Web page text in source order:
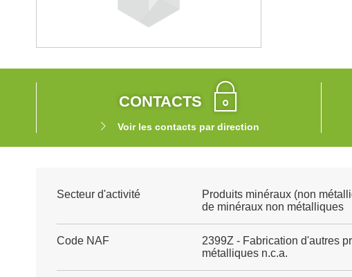
CONTACTS
Voir les contacts par direction
Secteur d'activité
Produits minéraux (non
de minéraux non métalliques
Code NAF
2399Z - Fabrication d'autres
métalliques n.c.a.